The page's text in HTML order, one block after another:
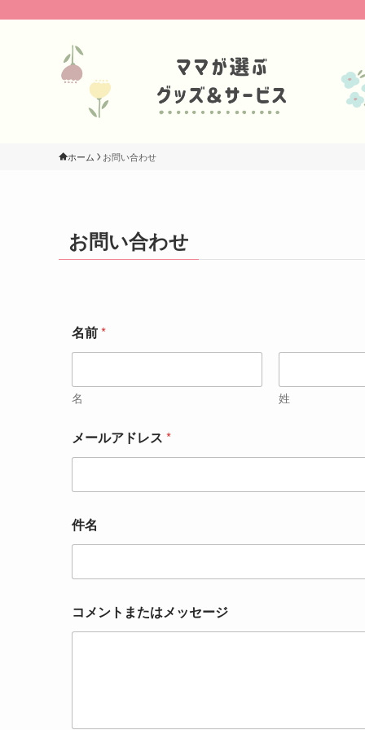
ホーム お問い合わせ
お問い合わせ
名前*
名 姓
メールアドレス *
件名
コメントまたはメッセージ